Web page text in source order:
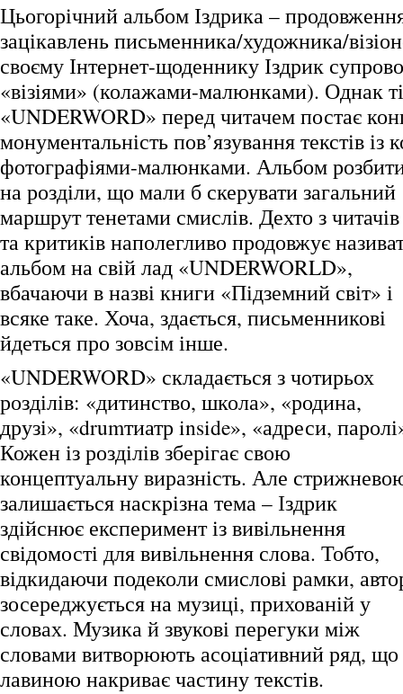
Цьогорічний альбом Іздрика –
зацікавлень письменника/художника/
своєму Інтернет-щоденнику Іздрик
«візіями» (колажами-малюнками). Однак
«UNDERWORD» перед читачем постає
монументальність пов’язування текстів із
фотографіями-малюнками. Альбом
на розділи, що мали б скерувати загальний
маршрут тенетами смислів. Дехто з читачів
та критиків наполегливо продовжує
альбом на свій лад «UNDERWORLD»,
вбачаючи в назві книги «Підземний світ» і
всяке таке. Хоча, здається, письменникові
йдеться про зовсім інше.
«UNDERWORD» складається з чотирьох
розділів: «дитинство, школа», «родина,
друзі», «drumтиатр inside», «адреси,
Кожен із розділів зберігає свою
концептуальну виразність. Але
залишається наскрізна тема – Іздрик
здійснює експеримент із вивільнення
свідомості для вивільнення слова. Тобто,
відкидаючи подеколи смислові рамки,
зосереджується на музиці, прихованій у
словах. Музика й звукові перегуки між
словами витворюють асоціативний ряд, що
лавиною накриває частину текстів.